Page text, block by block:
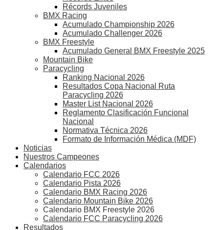
Récords Juveniles
BMX Racing
Acumulado Championship 2026
Acumulado Challenger 2026
BMX Freestyle
Acumulado General BMX Freestyle 2025
Mountain Bike
Paracycling
Ranking Nacional 2026
Resultados Copa Nacional Ruta
Paracycling 2026
Master List Nacional 2026
Reglamento Clasificación Funcional
Nacional
Normativa Técnica 2026
Formato de Información Médica (MDF)
Noticias
Nuestros Campeones
Calendarios
Calendario FCC 2026
Calendario Pista 2026
Calendario BMX Racing 2026
Calendario Mountain Bike 2026
Calendario BMX Freestyle 2026
Calendario FCC Paracycling 2026
Resultados